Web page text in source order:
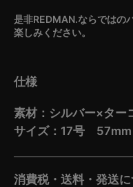
是非REDMAN.ならではの
楽しみください。
仕様
素材：シルバー×ター
サイズ：17号 57mm
消費税・送料・発送